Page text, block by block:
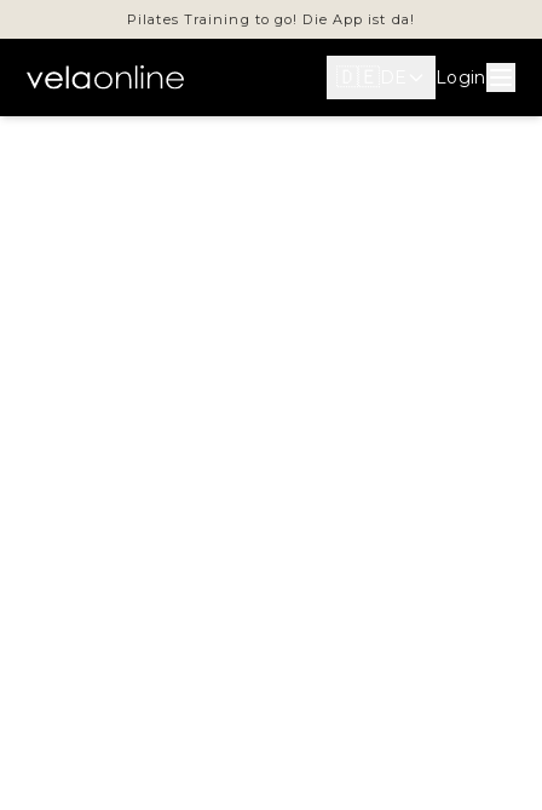
Pilates Training to go! Die App ist da!
Login